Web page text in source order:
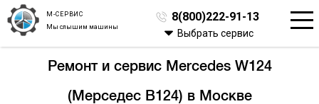
М-СЕРВИС
Мы слышим машины
8(800)222-91-13
Выбрать сервис
Ремонт и сервис Mercedes W124
(Мерседес В124) в Москве